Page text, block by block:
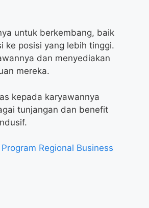
untuk berkembang, baik
ke posisi yang lebih tinggi.
dan menyediakan
mereka.
kepada karyawannya
tunjangan dan benefit
Regional Business